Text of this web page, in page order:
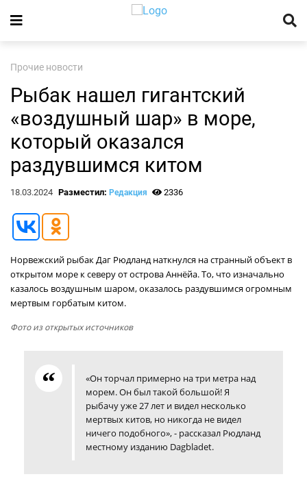
Прочие новости
Рыбак нашел гигантский
«воздушный шар» в море,
который оказался
раздувшимся китом
18.03.2024 Разместил: Редакция 2336
Норвежский рыбак Даг Рюдланд наткнулся на странный объект в
открытом море к северу от острова Аннёйа. То, что изначально
казалось воздушным шаром, оказалось раздувшимся огромным
мертвым горбатым китом.
Фото из открытых источников
«Он торчал примерно на три метра над
морем. Он был такой большой! Я
рыбачу уже 27 лет и видел несколько
мертвых китов, но никогда не видел
ничего подобного», - рассказал Рюдланд
местному изданию Dagbladet.